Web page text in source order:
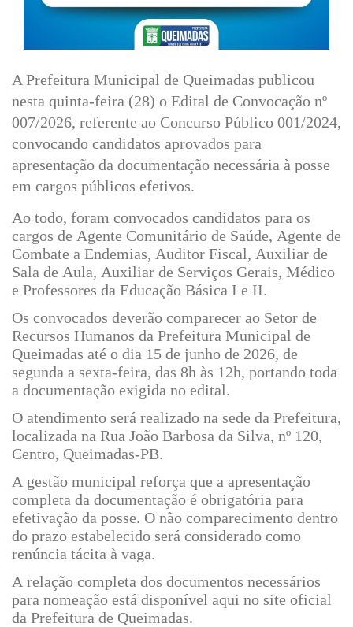
A Prefeitura Municipal de Queimadas publicou
nesta quinta-feira (28) o Edital de Convocação nº
007/2026, referente ao Concurso Público 001/2024,
convocando candidatos aprovados para
apresentação da documentação necessária à posse
em cargos públicos efetivos.
Ao todo, foram convocados candidatos para os
cargos de Agente Comunitário de Saúde, Agente de
Combate a Endemias, Auditor Fiscal, Auxiliar de
Sala de Aula, Auxiliar de Serviços Gerais, Médico
e Professores da Educação Básica I e II.
Os convocados deverão comparecer ao Setor de
Recursos Humanos da Prefeitura Municipal de
Queimadas até o dia 15 de junho de 2026, de
segunda a sexta-feira, das 8h às 12h, portando toda
a documentação exigida no edital.
O atendimento será realizado na sede da Prefeitura,
localizada na Rua João Barbosa da Silva, nº 120,
Centro, Queimadas-PB.
A gestão municipal reforça que a apresentação
completa da documentação é obrigatória para
efetivação da posse. O não comparecimento dentro
do prazo estabelecido será considerado como
renúncia tácita à vaga.
A relação completa dos documentos necessários
para nomeação está disponível aqui no site oficial
da Prefeitura de Queimadas.